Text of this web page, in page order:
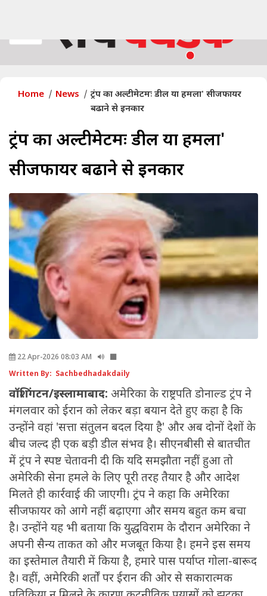
Home News
ट्रंप का अल्टीमेटमः डील या हमला' सीजफायर
बढाने से इनकार
ट्रंप का अल्टीमेटमः डील या हमला'
सीजफायर बढाने से इनकार
22 Apr-2026 08:03 AM
Written By: Sachbedhadakdaily
वॉशिंगटन/इस्लामाबाद: अमेरिका के राष्ट्रपति डोनाल्ड ट्रंप ने
मंगलवार को ईरान को लेकर बड़ा बयान देते हुए कहा है कि
उन्होंने वहां 'सत्ता संतुलन बदल दिया है' और अब दोनों देशों के
बीच जल्द ही एक बड़ी डील संभव है। सीएनबीसी से बातचीत
में ट्रंप ने स्पष्ट चेतावनी दी कि यदि समझौता नहीं हुआ तो
अमेरिकी सेना हमले के लिए पूरी तरह तैयार है और आदेश
मिलते ही कार्रवाई की जाएगी। ट्रंप ने कहा कि अमेरिका
सीजफायर को आगे नहीं बढ़ाएगा और समय बहुत कम बचा
है। उन्होंने यह भी बताया कि युद्धविराम के दौरान अमेरिका ने
अपनी सैन्य ताकत को और मजबूत किया है। हमने इस समय
का इस्तेमाल तैयारी में किया है, हमारे पास पर्याप्त गोला-बारूद
है। वहीं, अमेरिकी शर्तों पर ईरान की ओर से सकारात्मक